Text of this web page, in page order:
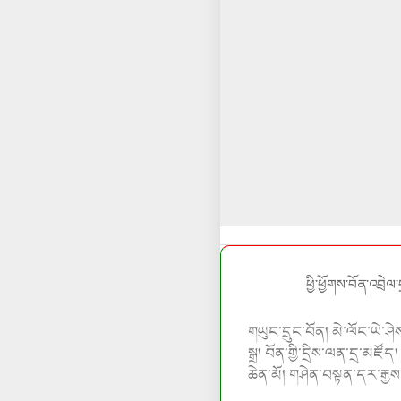
གཡུང་དྲུང་བོན།
སྒྲ། བོན་གྱི་དྲིས་ལན་དྲ་མཛོད།
ཆེན་མོ།